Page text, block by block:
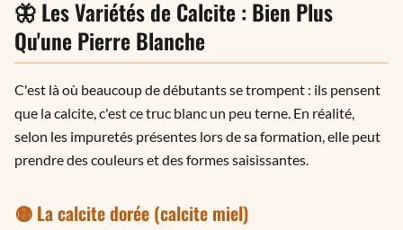
🦋 Les Variétés de Calcite : Bien Plus
Qu'une Pierre Blanche
C'est là où beaucoup de débutants se trompent : ils pensent
que la calcite, c'est ce truc blanc un peu terne. En réalité,
selon les impuretés présentes lors de sa formation, elle peut
prendre des couleurs et des formes saisissantes.
🟡 La calcite dorée (calcite miel)